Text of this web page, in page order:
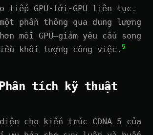
tiếp GPU-tới-GPU liên tục.
phần thông qua dung lượng
mỗi GPU—giảm yêu cầu song
khối lượng công việc. 5
Phân tích kỹ thuật
cho kiến trúc CDNA 5 của